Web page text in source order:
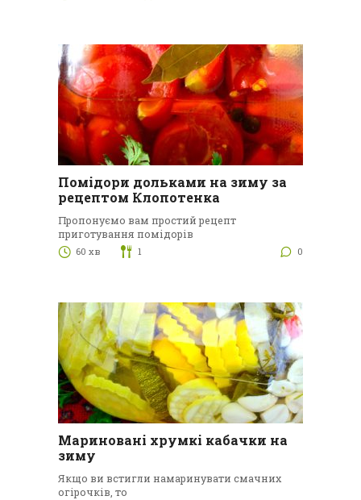
Помідори дольками на зиму за
рецептом Клопотенка
Пропонуємо вам простий рецепт
приготування помідорів
60 хв 1 0
Мариновані хрумкі кабачки на
зиму
Якщо ви встигли намаринувати смачних
огірочків, то